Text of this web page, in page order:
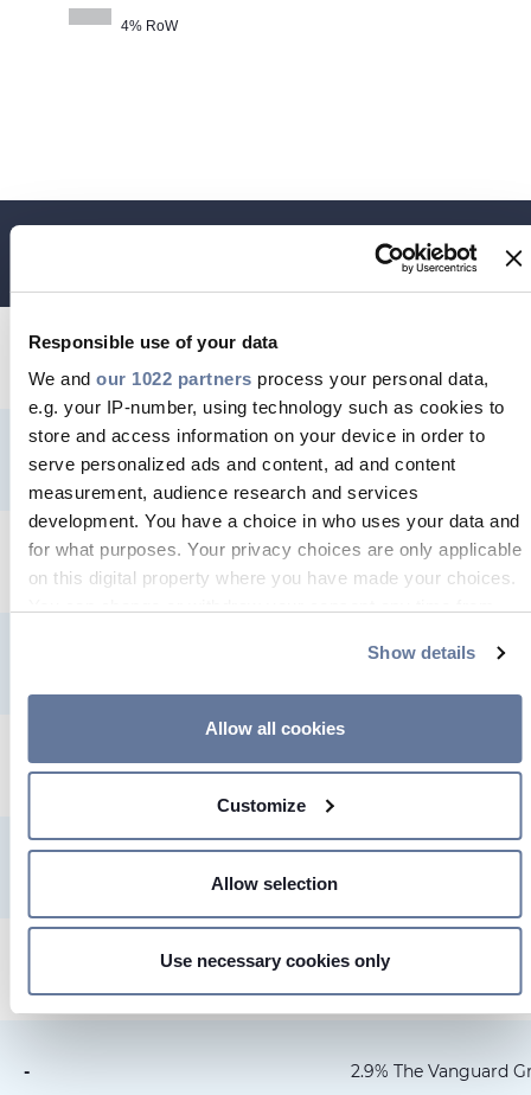
Responsible use of your data
We and our 1022 partners process your personal data,
e.g. your IP-number, using technology such as cookies to
store and access information on your device in order to
serve personalized ads and content, ad and content
measurement, audience research and services
development. You have a choice in who uses your data and
for what purposes. Your privacy choices are only applicable
on this digital property where you have made your choices.
If you allow, we would also like to:
Identify your device by actively scanning it for
specific characteristics (fingerprinting)
We use cookies to personalise content and ads, to provide
share information about your use of our site with our social
combine it with other information that you’ve provided to
Show details
Allow all cookies
Customize
Allow selection
Use necessary cookies only
4% RoW
WICHTIGE
81.6% Institutionelle Anleger
8.3% Handel 4.7% UBS AG
1.8% Eigene Anteile 4.1% T. Rowe Price
4.5% Crédit
5.3% Andere 3.2% Sun Life
- 2.9% The Vanguard